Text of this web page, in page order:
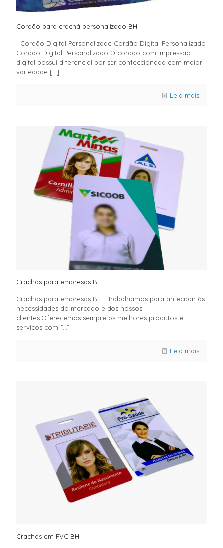
Cordão para crachá personalizado BH
Cordão Digital Personalizado Cordão Digital Personalizado
Cordão Digital Personalizado O cordão com impressão
digital possui diferencial por ser confeccionada com maior
variedade […]
Leia mais
Crachás para empresas BH
Crachás para empresas BH Trabalhamos para antecipar às
necessidades do mercado e dos nossos
clientes.Oferecemos sempre os melhores produtos e
serviços com […]
Leia mais
Crachás em PVC BH